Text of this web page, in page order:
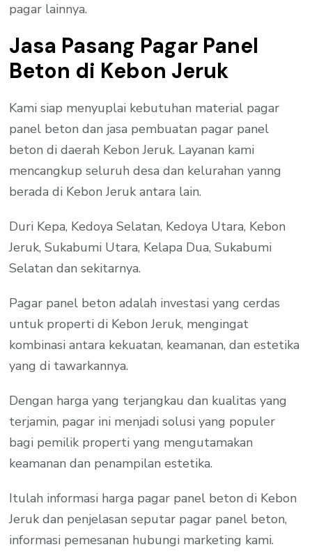
pagar lainnya.
Jasa Pasang Pagar Panel
Beton di Kebon Jeruk
Kami siap menyuplai kebutuhan material pagar
panel beton dan jasa pembuatan pagar panel
beton di daerah Kebon Jeruk. Layanan kami
mencangkup seluruh desa dan kelurahan yanng
berada di Kebon Jeruk antara lain.
Duri Kepa, Kedoya Selatan, Kedoya Utara, Kebon
Jeruk, Sukabumi Utara, Kelapa Dua, Sukabumi
Selatan dan sekitarnya.
Pagar panel beton adalah investasi yang cerdas
untuk properti di Kebon Jeruk, mengingat
kombinasi antara kekuatan, keamanan, dan estetika
yang di tawarkannya.
Dengan harga yang terjangkau dan kualitas yang
terjamin, pagar ini menjadi solusi yang populer
bagi pemilik properti yang mengutamakan
keamanan dan penampilan estetika.
Itulah informasi harga pagar panel beton di Kebon
Jeruk dan penjelasan seputar pagar panel beton,
informasi pemesanan hubungi marketing kami.